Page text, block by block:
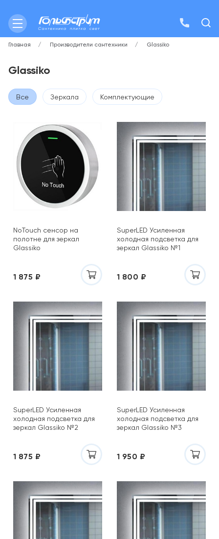
Главная Производители сантехники Glassiko
Glassiko
Все Зеркала Комплектующие
NoTouch сенсор на
полотне для зеркал
Glassiko
1 875 ₽
SuperLED Усиленная
холодная подсветка для
зеркал Glassiko №1
1 800 ₽
SuperLED Усиленная
холодная подсветка для
зеркал Glassiko №2
1 875 ₽
SuperLED Усиленная
холодная подсветка для
зеркал Glassiko №3
1 950 ₽